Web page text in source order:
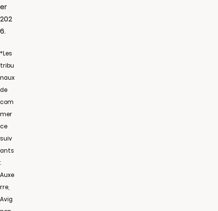
er
202
6.
*Les
tribu
naux
de
com
mer
ce
suiv
ants
:
Auxe
rre,
Avig